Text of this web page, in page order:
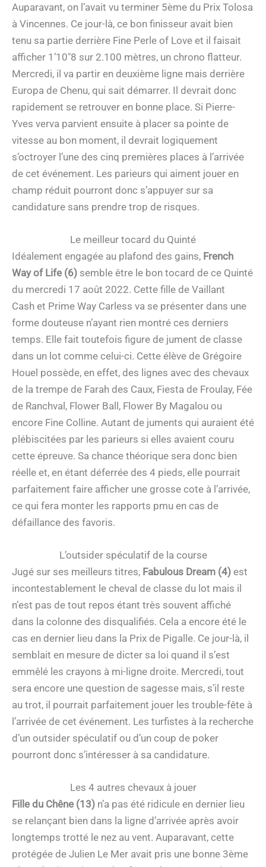
Auparavant, on l’avait vu terminer 5ème du Prix Tolosa
à Vincennes. Ce jour-là, ce bon finisseur avait bien
tenu sa partie derrière Fine Perle of Love et il faisait
afficher 1’10″8 sur 2.100 mètres, un chrono flatteur.
Mercredi, il va partir en deuxième ligne mais derrière
Europa de Chenu, qui sait démarrer. Il devrait donc
rapidement se retrouver en bonne place. Si Pierre-
Yves verva parvient ensuite à placer sa pointe de
vitesse au bon moment, il devrait logiquement
s’octroyer l’une des cinq premières places à l’arrivée
de cet événement. Les parieurs qui aiment jouer en
champ réduit pourront donc s’appuyer sur sa
candidature sans prendre trop de risques.
Le meilleur tocard du Quinté
Idéalement engagée au plafond des gains, French
Way of Life (6) semble être le bon tocard de ce Quinté
du mercredi 17 août 2022. Cette fille de Vaillant
Cash et Prime Way Carless va se présenter dans une
forme douteuse n’ayant rien montré ces derniers
temps. Elle fait toutefois figure de jument de classe
dans un lot comme celui-ci. Cette élève de Grégoire
Houel possède, en effet, des lignes avec des chevaux
de la trempe de Farah des Caux, Fiesta de Froulay, Fée
de Ranchval, Flower Ball, Flower By Magalou ou
encore Fine Colline. Autant de juments qui auraient été
plébiscitées par les parieurs si elles avaient couru
cette épreuve. Sa chance théorique sera donc bien
réelle et, en étant déferrée des 4 pieds, elle pourrait
parfaitement faire afficher une grosse cote à l’arrivée,
ce qui fera monter les rapports pmu en cas de
défaillance des favoris.
L’outsider spéculatif de la course
Jugé sur ses meilleurs titres, Fabulous Dream (4) est
incontestablement le cheval de classe du lot mais il
n’est pas de tout repos étant très souvent affiché
dans la colonne des disqualifiés. Cela a encore été le
cas en dernier lieu dans la Prix de Pigalle. Ce jour-là, il
semblait en mesure de dicter sa loi quand il s’est
emmêlé les crayons à mi-ligne droite. Mercredi, tout
sera encore une question de sagesse mais, s’il reste
au trot, il pourrait parfaitement jouer les trouble-fête à
l’arrivée de cet événement. Les turfistes à la recherche
d’un outsider spéculatif ou d’un coup de poker
pourront donc s’intéresser à sa candidature.
Les 4 autres chevaux à jouer
Fille du Chêne (13) n’a pas été ridicule en dernier lieu
se relançant bien dans la ligne d’arrivée après avoir
longtemps trotté le nez au vent. Auparavant, cette
protégée de Julien Le Mer avait pris une bonne 3ème